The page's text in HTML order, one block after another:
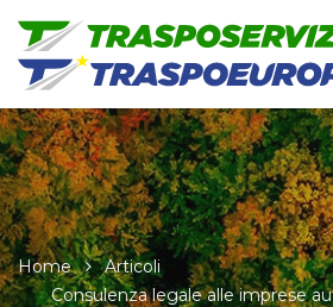
Home
Articoli
Consulenza legale alle imprese